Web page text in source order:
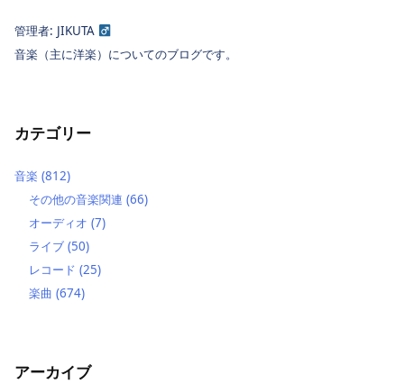
管理者: JIKUTA
音楽（主に洋楽）についてのブログです。
カテゴリー
音楽 (812)
その他の音楽関連 (66)
オーディオ (7)
ライブ (50)
レコード (25)
楽曲 (674)
アーカイブ